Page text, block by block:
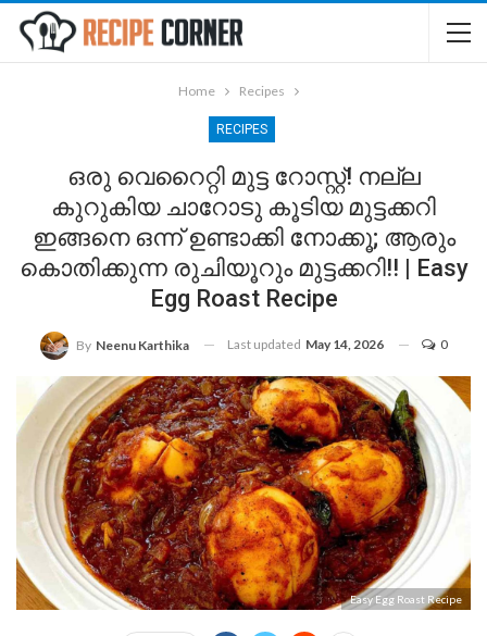
Home Recipes
RECIPES
ഒരു വെറൈറ്റി മുട്ട റോസ്റ്റ്! നല്ല
കുറുകിയ ചാറോടു കൂടിയ മുട്ടക്കറി
ഇങ്ങനെ ഒന്ന് ഉണ്ടാക്കി നോക്കൂ; ആരും
കൊതിക്കുന്ന രുചിയൂറും മുട്ടക്കറി!! | Easy
Egg Roast Recipe
By Neenu Karthika Last updated May 14, 2026 0
Easy Egg Roast Recipe